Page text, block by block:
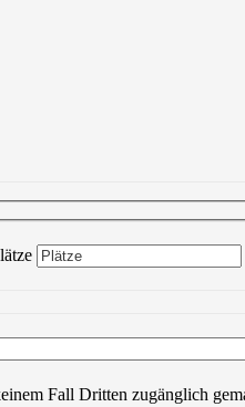
Fall Dritten zugänglich